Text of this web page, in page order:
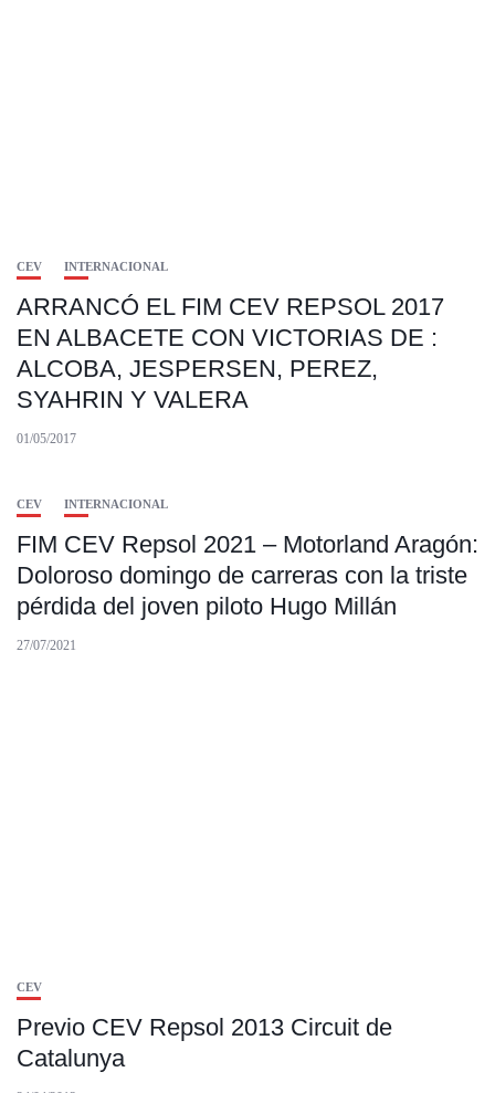
CEV INTERNACIONAL
ARRANCÓ EL FIM CEV REPSOL 2017
EN ALBACETE CON VICTORIAS DE :
ALCOBA, JESPERSEN, PEREZ,
SYAHRIN Y VALERA
01/05/2017
CEV INTERNACIONAL
FIM CEV Repsol 2021 – Motorland Aragón:
Doloroso domingo de carreras con la triste
pérdida del joven piloto Hugo Millán
27/07/2021
CEV
Previo CEV Repsol 2013 Circuit de
Catalunya